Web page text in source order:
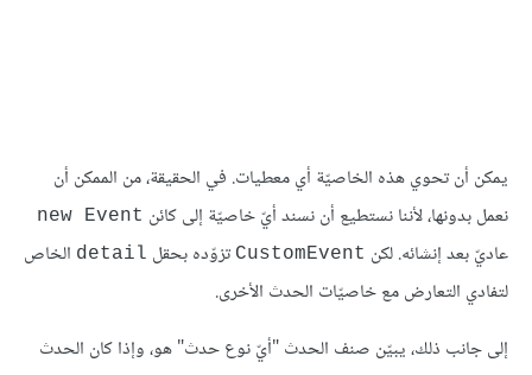
يمكن أن تحوي هذه الخاصيّة أي معطيات. في الحقيقة، من الممكن أن
نعمل بدونها، لأننا نستطيع أن نسند أيّ خاصيّة إلى كائن new Event
عاديّ بعد إنشائه. لكن CustomEvent تزوّده بحقل detail الخاص
لتفادي التعارض مع خاصيّات الحدث الأخرى.
إلى جانب ذلك، يبيّن صنف الحدث "أيّ نوع حدث" هو، وإذا كان الحدث